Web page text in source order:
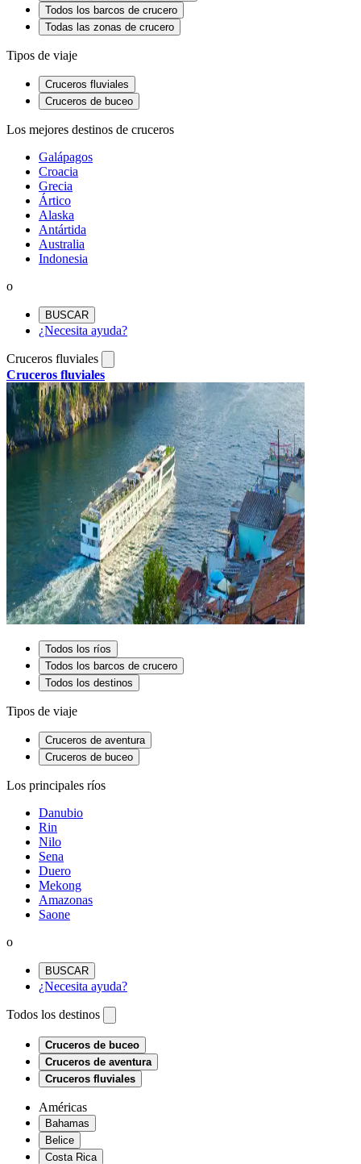
Todos los barcos de crucero
Todas las zonas de crucero
Tipos de viaje
Cruceros fluviales
Cruceros de buceo
Los mejores destinos de cruceros
Galápagos
Croacia
Grecia
Ártico
Alaska
Antártida
Australia
Indonesia
o
BUSCAR
¿Necesita ayuda?
Cruceros fluviales
Cruceros fluviales
Todos los ríos
Todos los barcos de crucero
Todos los destinos
Tipos de viaje
Cruceros de aventura
Cruceros de buceo
Los principales ríos
Danubio
Rin
Nilo
Sena
Duero
Mekong
Amazonas
Saone
o
BUSCAR
¿Necesita ayuda?
Todos los destinos
Cruceros de buceo
Cruceros de aventura
Cruceros fluviales
Américas
Bahamas
Belice
Costa Rica